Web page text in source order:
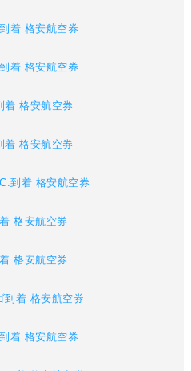
着 格安航空券
着 格安航空券
着 格安航空券
着 格安航空券
到着 格安航空券
格安航空券
格安航空券
到着 格安航空券
着 格安航空券